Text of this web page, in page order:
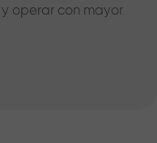
operar con mayor